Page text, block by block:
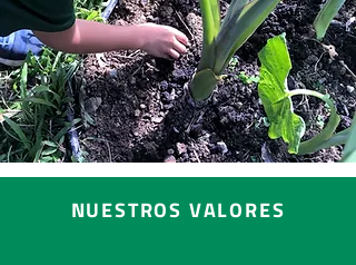
NUESTROS VALORES